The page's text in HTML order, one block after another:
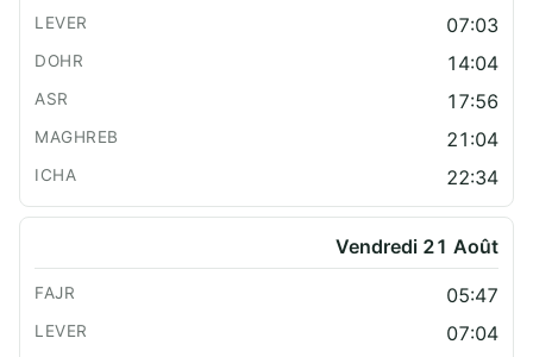
07:03
14:04
17:56
21:04
22:34
Vendredi 21 Août
05:47
07:04